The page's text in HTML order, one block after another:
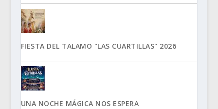
FIESTA DEL TALAMO "LAS CUARTILLAS" 2026
UNA NOCHE MÁGICA NOS ESPERA